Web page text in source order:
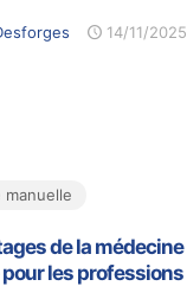
14/11/2025
manuelle
de la médecine
les professions